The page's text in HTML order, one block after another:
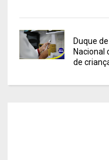
Duque
Nacional
de